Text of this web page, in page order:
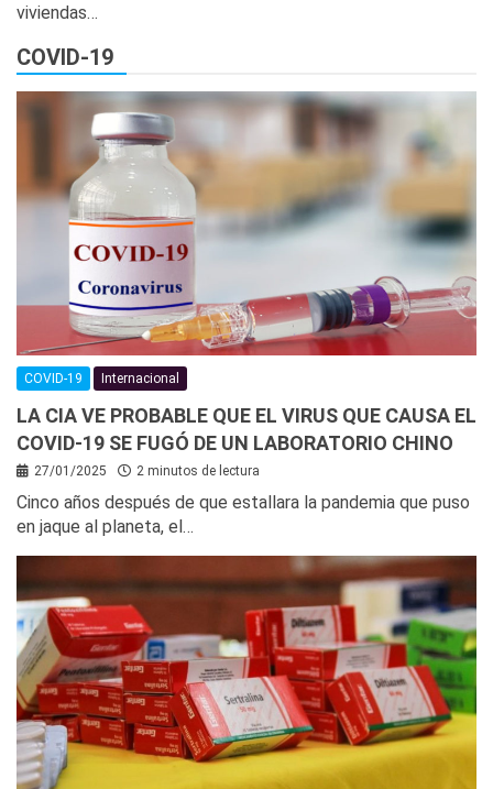
viviendas…
COVID-19
COVID-19 Internacional
LA CIA VE PROBABLE QUE EL VIRUS QUE CAUSA EL
COVID-19 SE FUGÓ DE UN LABORATORIO CHINO
27/01/2025 2 minutos de lectura
Cinco años después de que estallara la pandemia que puso
en jaque al planeta, el…